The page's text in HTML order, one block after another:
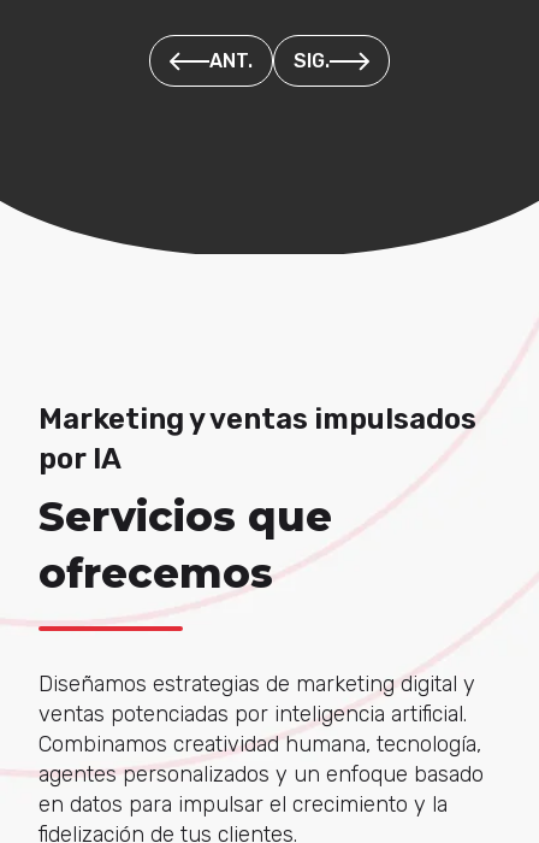
ANT. SIG.
Marketing y ventas impulsados
por IA
Servicios que
ofrecemos
Diseñamos estrategias de marketing digital y
ventas potenciadas por inteligencia artificial.
Combinamos creatividad humana, tecnología,
agentes personalizados y un enfoque basado
en datos para impulsar el crecimiento y la
fidelización de tus clientes.